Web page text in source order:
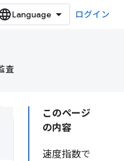
ログイン
査
このページ
の内容
速度指数で